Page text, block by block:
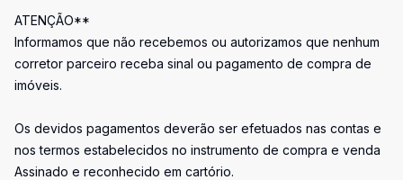
ATENÇÃO**
Informamos que não recebemos ou autorizamos que nenhum
corretor parceiro receba sinal ou pagamento de compra de
imóveis.
Os devidos pagamentos deverão ser efetuados nas contas e
nos termos estabelecidos no instrumento de compra e venda
Assinado e reconhecido em cartório.